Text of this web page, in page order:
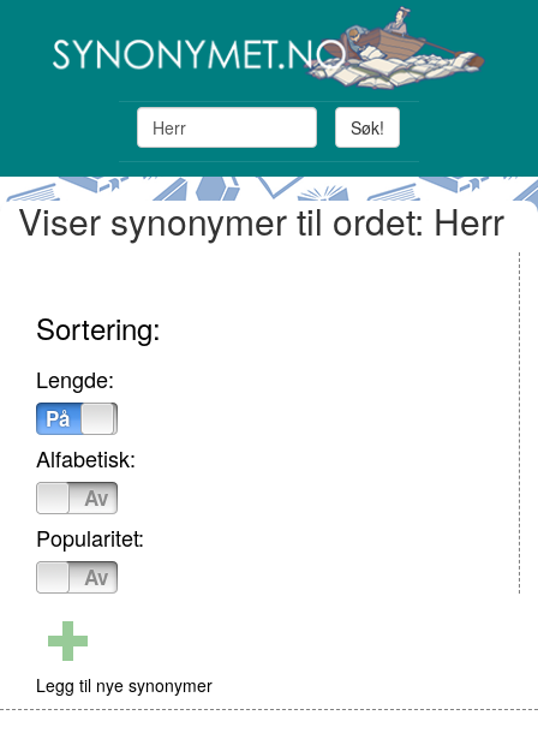
Søk!
Viser synonymer til ordet: Herr
Sortering:
Lengde:
På
Alfabetisk:
Av
Popularitet:
Av
Legg til nye synonymer